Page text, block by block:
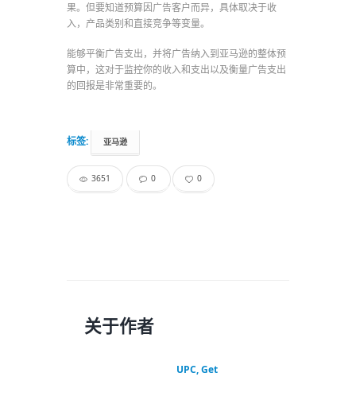
果。但要知道预算因广告客户而异，具体取决于收
入，产品类别和直接竞争等变量。
能够平衡广告支出，并将广告纳入到亚马逊的整体预
算中，这对于监控你的收入和支出以及衡量广告支出
的回报是非常重要的。
标签: 亚马逊
3651 0 0
关于作者
UPC, Get